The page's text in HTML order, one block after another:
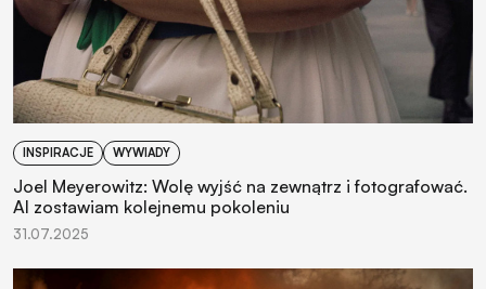
INSPIRACJE WYWIADY
Joel Meyerowitz: Wolę wyjść na zewnątrz i fotografować.
AI zostawiam kolejnemu pokoleniu
31.07.2025